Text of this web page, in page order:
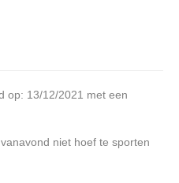
op: 13/12/2021 met een
niet hoef te sporten